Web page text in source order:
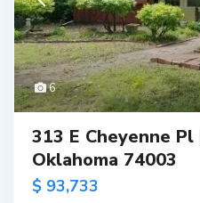
6
313 E Cheyenne
Oklahoma 74003
$ 93,733